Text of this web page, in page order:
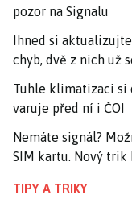
pozor na Signalu
Ihned si
chyb, dvě z nich už
Tuhle klimatizaci si
varuje před ní i ČOI
Nemáte signál?
SIM kartu. Nový trik
TIPY A TRIKY